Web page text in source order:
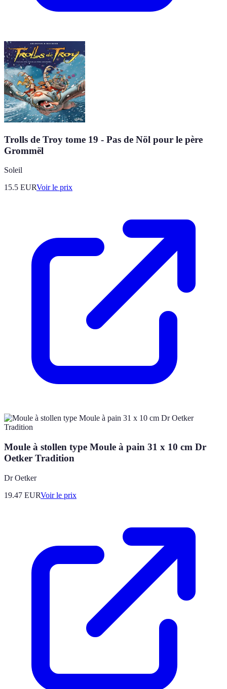
Trolls de Troy tome 19 - Pas de Nöl pour le père
Grommël
Soleil
15.5 EURVoir le prix
Moule à stollen type Moule à pain 31 x 10 cm Dr
Oetker Tradition
Dr Oetker
19.47 EURVoir le prix